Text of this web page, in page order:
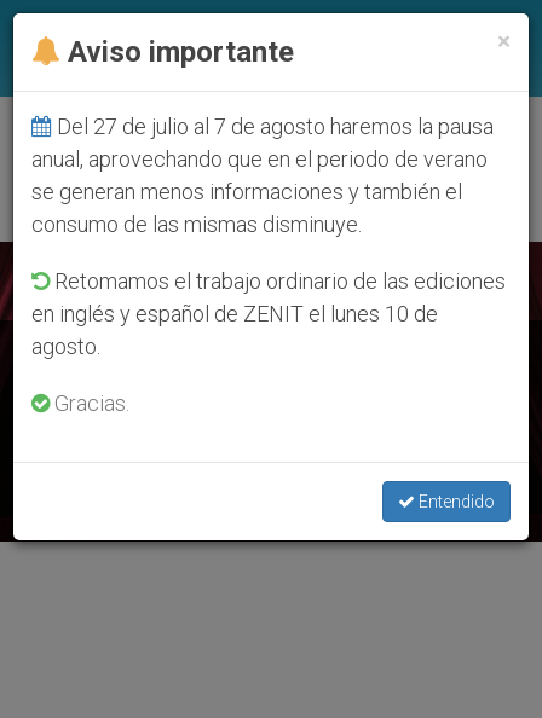
DÍA
Mayo 11th, 2025
ÚLTIMAS NOTICIAS
Vocaciones y paz: el primer domingo de León XIV en la
MAY 11, 2025 22:08
×
Aviso importante
Del 27 de julio al 7 de agosto haremos la pausa
anual, aprovechando que en el periodo de verano
se generan menos informaciones y también el
consumo de las mismas disminuye.
Retomamos el trabajo ordinario de las ediciones
en inglés y español de ZENIT el lunes 10 de
agosto.
Gracias.
Entendido